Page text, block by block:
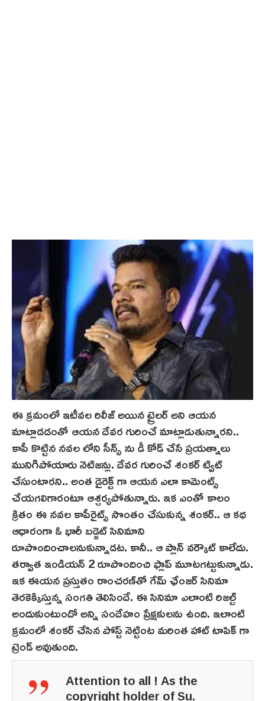
ఈ క్రమంలో ఇటీవల రిలీజ్ అయిన ట్రైలర్ అని ఆయన
మాట్లాడడంతో ఆయన దేవర గురించే మాట్లాడుతున్నారని..
కాపీ కొట్టిన నవల లోని సీన్స్ ను డీ కోడ్ చేసే ప్రయత్నాలు
మునిగిపోయారు నెటిజ‌న్లు. దేవర గురించే శంకర్ ట్విట్
చేసుంటార‌ని.. అంత డైరెక్ట్ గా ఆయన ఎలా కామెంట్స్
చేయగలిగారంటూ ఆశ్చర్యపోతున్నారు. ఇక ఎంతో కాలం
క్రితం ఈ న‌వ‌ల‌ కాపీరైట్స్ సొంతం చేసుకున్న శంకర్.. ఆ కథ
ఆధారంగా ఓ భారీ బడ్జెట్ సినిమాని
రూపొందించాలనుకున్నాడట. కానీ.. ఆ ప్లాన్ వర్కౌట్ కాలేదు.
తర్వాత ఇండియన్ 2 రూపొందించి ఫ్లాప్‌ మూటగ‌ట్టుకున్నాడు.
ఇక ఈయన ప్రస్తుతం రాంచరణ్‌తో గేమ్ ఛేంజర్‌ సినిమా
తెర‌కెక్కిస్తున్న సంగతి తెలిసిందే. ఈ సినిమా ఎలాంటి రిజల్ట్
అందుకుంటుందో అన్ని సందేహం ప్రేక్షకులను ఉంది. ఇలాంటి
క్రమంలో శంకర్ చేసిన పోస్ట్‌ నెట్టింట మరింత హాట్ టాపిక్ గా
ట్రెండ్ అవుతుంది.
Attention to all ! As the
copyright holder of Su.